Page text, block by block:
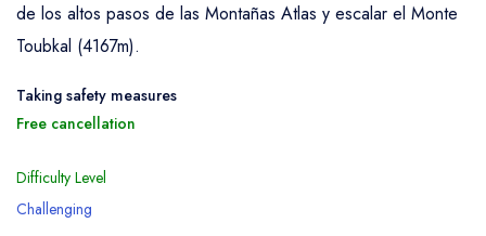
de los altos pasos de las Montañas Atlas y escalar el Monte
Toubkal (4167m).
Taking safety measures
Free cancellation
Difficulty Level
Challenging